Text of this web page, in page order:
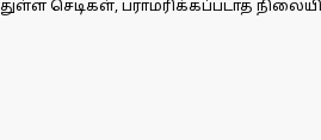
செடிகள், பராமரிக்கப்படாத